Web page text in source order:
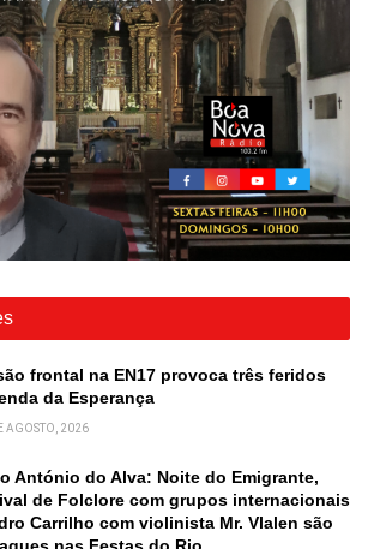
frontal na EN17 provoca três feridos
da Esperança
AGOSTO, 2026
António do Alva: Noite do Emigrante,
de Folclore com grupos internacionais
Carrilho com violinista Mr. Vlalen são